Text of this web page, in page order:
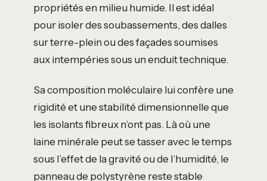
propriétés en milieu humide. Il est idéal
pour isoler des soubassements, des dalles
sur terre-plein ou des façades soumises
aux intempéries sous un enduit technique.
Sa composition moléculaire lui confère une
rigidité et une stabilité dimensionnelle que
les isolants fibreux n’ont pas. Là où une
laine minérale peut se tasser avec le temps
sous l’effet de la gravité ou de l’humidité, le
panneau de polystyrène reste stable